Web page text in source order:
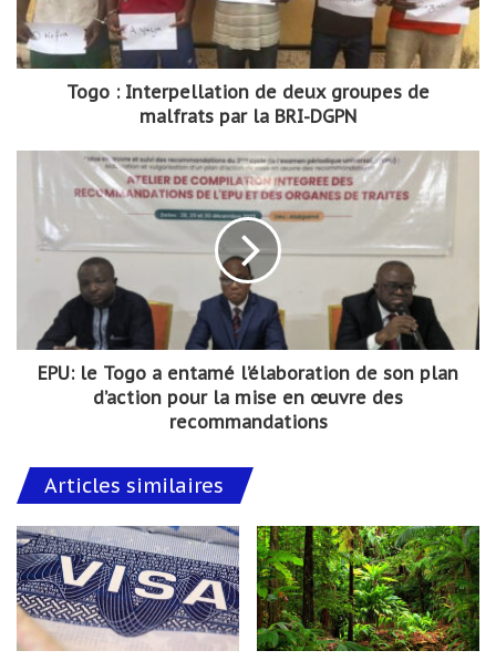
Togo : Interpellation de deux groupes de
malfrats par la BRI-DGPN
EPU: le Togo a entamé l’élaboration de son plan
d’action pour la mise en œuvre des
recommandations
Articles similaires